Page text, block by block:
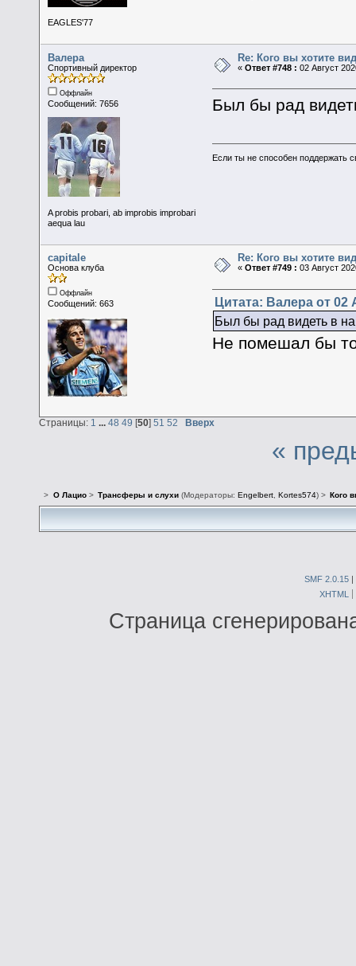
EAGLES'77
Валера
Спортивный директор
Оффлайн
Сообщений: 7656
A probis probari, ab improbis improbari
aequa lau
Re: Кого вы хотите
«Ответ #748 : 02 Август
Был бы рад
Если ты не способен поддержать
capitale
Основа клуба
Оффлайн
Сообщений: 663
Re: Кого вы хотите
«Ответ #749 : 03 Август
Цитата: Валера от 02
Был бы рад видеть в
Не помешал бы
Страницы: 1 ... 48 49 [50] 51 52 Вверх
«
> О Лацио> Трансферы и слухи(Модераторы: Engelbert, Kortes574) > Кого
SMF 2.0.15 |
XHTML
Страница